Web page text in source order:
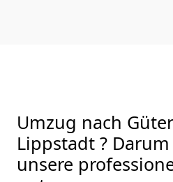
Umzug nach
Lippstadt ?
unsere